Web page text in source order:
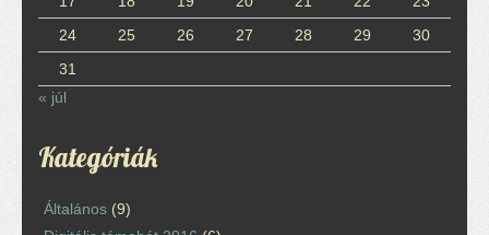
24
25 26 27 28 29
30
31
« júl
Kategóriák
Általános (9)